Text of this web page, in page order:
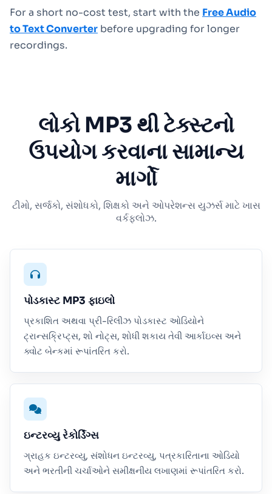
For a short no-cost test, start with the Free Audio
to Text Converter before upgrading for longer
recordings.
લોકો MP3 થી ટેક્સ્ટનો
ઉપયોગ કરવાના સામાન્ય
માર્ગો
ટીમો, સર્જકો, સંશોધકો, શિક્ષકો અને ઓપરેશન્સ યુઝર્સ માટે ખાસ
વર્કફ્લોઝ.
પોડકાસ્ટ MP3 ફાઇલો
પ્રકાશિત અથવા પ્રી-રિલીઝ પોડકાસ્ટ ઓડિયોને
ટ્રાન્સક્રિપ્ટ્સ, શો નોટ્સ, શોધી શકાય તેવી આર્કાઇવ્સ અને
ક્વોટ બેન્કમાં રૂપાંતરિત કરો.
ઇન્ટરવ્યુ રેકોર્ડિંગ્સ
ગ્રાહક ઇન્ટરવ્યુ, સંશોધન ઇન્ટરવ્યુ, પત્રકારિતાના ઓડિયો
અને ભરતીની ચર્ચાઓને સમીક્ષનીય લખાણમાં રૂપાંતરિત કરો.